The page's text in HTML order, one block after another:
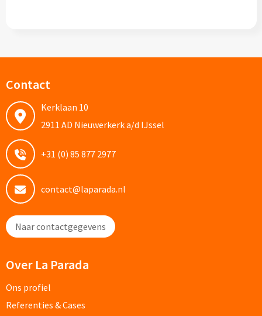
Pen etui's bedrukken
Pennenhouders bedrukken
Overige bureau artikelen
Paraplu's & Poncho's
Paraplu's
Handmatige paraplu's bedrukken
Opvouwbare paraplu's bedrukken
Contact
Kerklaan 10
2911 AD Nieuwerkerk a/d IJssel
+31 (0) 85 877 2977
contact@laparada.nl
Naar contactgegevens
Over La Parada
Ons profiel
Referenties & Cases